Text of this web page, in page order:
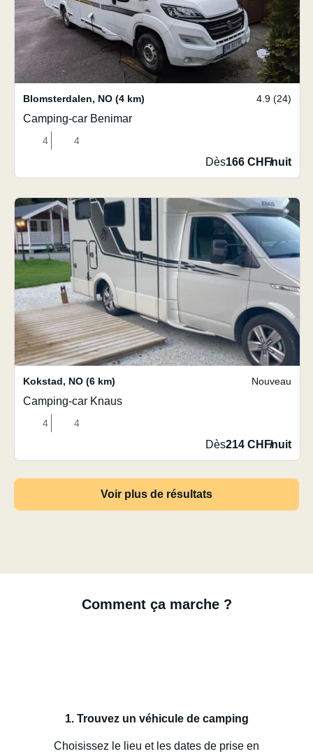
Blomsterdalen, NO (4 km) 4.9 (24)
Camping-car Benimar
4 4
Dès166 CHF/nuit
Kokstad, NO (6 km) Nouveau
Camping-car Knaus
4 4
Dès214 CHF/nuit
Voir plus de résultats
Comment ça marche ?
1. Trouvez un véhicule de camping
Choisissez le lieu et les dates de prise en